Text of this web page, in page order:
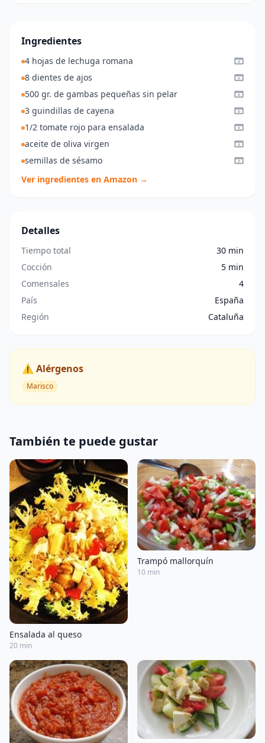
Ingredientes
4 hojas de lechuga romana
8 dientes de ajos
500 gr. de gambas pequeñas sin pelar
3 guindillas de cayena
1/2 tomate rojo para ensalada
aceite de oliva virgen
semillas de sésamo
Ver ingredientes en Amazon →
Detalles
Tiempo total
30 min
Cocción
5 min
Comensales
4
País
España
Región
Cataluña
⚠️ Alérgenos
Marisco
También te puede gustar
Ensalada al queso
20 min
Trampó mallorquín
10 min